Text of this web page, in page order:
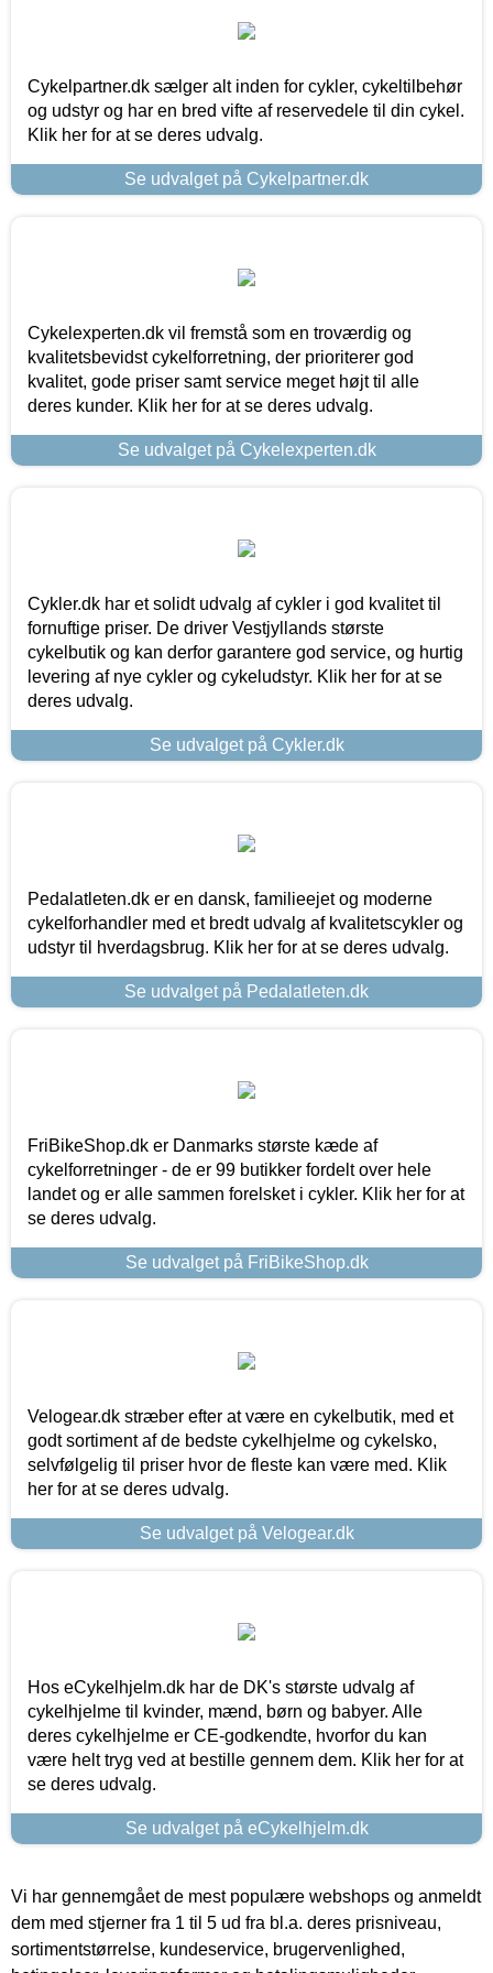
Cykelpartner.dk sælger alt inden for cykler, cykeltilbehør
og udstyr og har en bred vifte af reservedele til din cykel.
Klik her for at se deres udvalg.
Se udvalget på Cykelpartner.dk
Cykelexperten.dk vil fremstå som en troværdig og
kvalitetsbevidst cykelforretning, der prioriterer god
kvalitet, gode priser samt service meget højt til alle
deres kunder. Klik her for at se deres udvalg.
Se udvalget på Cykelexperten.dk
Cykler.dk har et solidt udvalg af cykler i god kvalitet til
fornuftige priser. De driver Vestjyllands største
cykelbutik og kan derfor garantere god service, og hurtig
levering af nye cykler og cykeludstyr. Klik her for at se
deres udvalg.
Se udvalget på Cykler.dk
Pedalatleten.dk er en dansk, familieejet og moderne
cykelforhandler med et bredt udvalg af kvalitetscykler og
udstyr til hverdagsbrug. Klik her for at se deres udvalg.
Se udvalget på Pedalatleten.dk
FriBikeShop.dk er Danmarks største kæde af
cykelforretninger - de er 99 butikker fordelt over hele
landet og er alle sammen forelsket i cykler. Klik her for at
se deres udvalg.
Se udvalget på FriBikeShop.dk
Velogear.dk stræber efter at være en cykelbutik, med et
godt sortiment af de bedste cykelhjelme og cykelsko,
selvfølgelig til priser hvor de fleste kan være med. Klik
her for at se deres udvalg.
Se udvalget på Velogear.dk
Hos eCykelhjelm.dk har de DK's største udvalg af
cykelhjelme til kvinder, mænd, børn og babyer. Alle
deres cykelhjelme er CE-godkendte, hvorfor du kan
være helt tryg ved at bestille gennem dem. Klik her for at
se deres udvalg.
Se udvalget på eCykelhjelm.dk
Vi har gennemgået de mest populære webshops og anmeldt
dem med stjerner fra 1 til 5 ud fra bl.a. deres prisniveau,
sortimentstørrelse, kundeservice, brugervenlighed,